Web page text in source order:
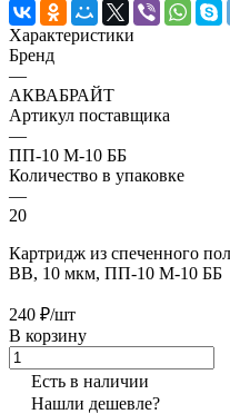
Характеристики
Бренд
—
АКВАБРАЙТ
Артикул поставщика
—
ПП-10 М-10 ББ
Количество в упаковке
—
20
Картридж из спеченного
BB, 10 мкм, ПП-10 М-10 ББ
240 ₽/шт
В корзину
Есть в наличии
Нашли дешевле?